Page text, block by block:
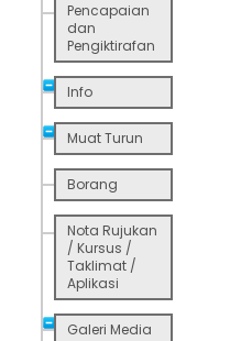
Pencapaian
dan
Pengiktirafan
Info
Muat Turun
Borang
Nota Rujukan
/ Kursus /
Taklimat /
Aplikasi
Galeri Media